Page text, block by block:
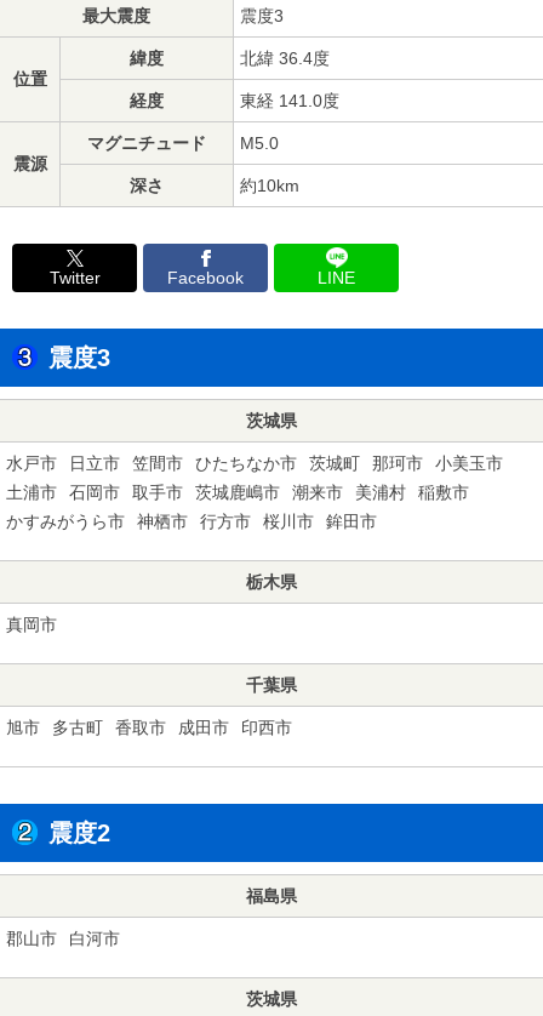
最大震度 震度3
位置
緯度 北緯 36.4度
経度 東経 141.0度
震源
マグニチュード M5.0
深さ 約10km
Twitter Facebook LINE
震度3
茨城県
水戸市 日立市 笠間市 ひたちなか市 茨城町 那珂市
小美玉市
土浦市
石岡市 取手市 茨城鹿嶋市 潮来市 美浦村
稲敷市
かすみがうら市
神栖市 行方市 桜川市 鉾田市
栃木県
真岡市
千葉県
旭市 多古町 香取市 成田市 印西市
震度2
福島県
郡山市 白河市
茨城県